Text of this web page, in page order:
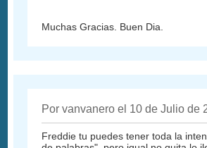
Muchas Gracias. Buen Dia.
Por vanvanero el 10 de Julio de
Freddie tu puedes tener toda la